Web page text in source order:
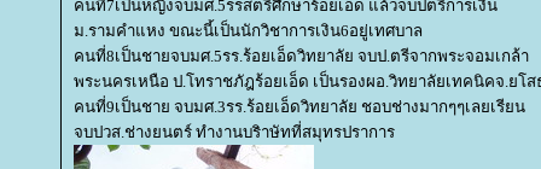
คนที่7เป็นหญิงจบมศ.5รรสตรีศึกษาร้อยเอ็ด แล้วจบปตรีการเงิน
ม.รามคำแหง ขณะนี้เป็นนักวิชาการเงิน6อยู่เทศบาล
คนที่8เป็นชายจบมศ.5รร.ร้อยเอ็ดวิทยาลัย จบป.ตรีจากพระจอมเกล้า
พระนครเหนือ ป.โทราชภัฎร้อยเอ็ด เป็นรองผอ.วิทยาลัยเทคนิคจ.ยโส
คนที่9เป็นชาย จบมศ.3รร.ร้อยเอ็ดวิทยาลัย ชอบช่างมากๆๆเลยเรียน
จบปวส.ช่างยนตร์ ทำงานบริาษัทที่สมุทรปราการ